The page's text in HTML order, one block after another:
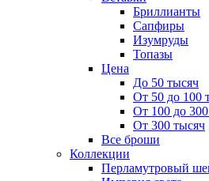
Бриллианты
Сапфиры
Изумруды
Топазы
Цена
До 50 тысяч
От 50 до 100
От 100 до
От 300 тысяч
Все броши
Коллекции
Перламутровый